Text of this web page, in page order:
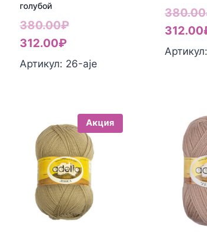
голубой
380.00₽Первоначальная
составляла
312.00₽Текущая
цена:
Артикул: 26-aje
380.00
312.00
Акция